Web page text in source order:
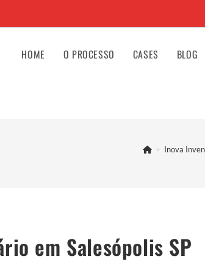
HOME O PROCESSO CASES BLOG
> Inova
em Salesópolis SP